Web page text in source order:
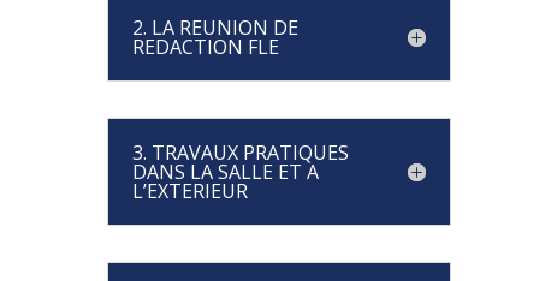
2. LA REUNION DE
REDACTION FLE
3. TRAVAUX PRATIQUES
DANS LA SALLE ET A
L’EXTERIEUR